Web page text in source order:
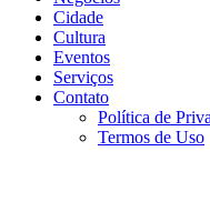
Cidade
Cultura
Eventos
Serviços
Contato
Política de
Termos de Uso